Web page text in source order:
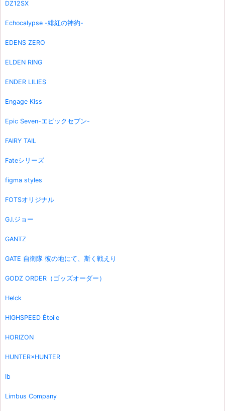
DZ12SX
Echocalypse -緋紅の神約-
EDENS ZERO
ELDEN RING
ENDER LILIES
Engage Kiss
Epic Seven-エピックセブン-
FAIRY TAIL
Fateシリーズ
figma styles
FOTSオリジナル
G.I.ジョー
GANTZ
GATE 自衛隊 彼の地にて、斯く戦えり
GODZ ORDER（ゴッズオーダー）
Helck
HIGHSPEED Étoile
HORIZON
HUNTER×HUNTER
Ib
Limbus Company